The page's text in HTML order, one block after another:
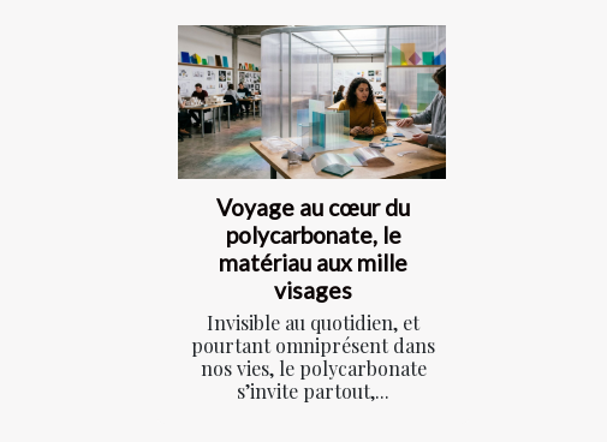
Voyage au cœur du
polycarbonate, le
matériau aux mille
visages
Invisible au quotidien, et
pourtant omniprésent dans
nos vies, le polycarbonate
s’invite partout,...